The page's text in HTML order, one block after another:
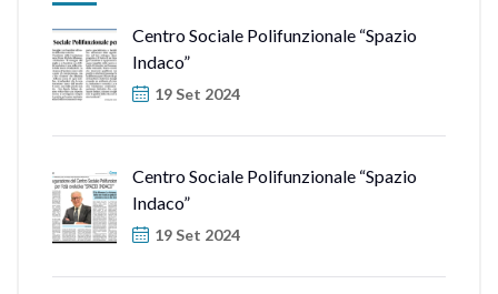
Centro Sociale Polifunzionale “Spazio
Indaco”
19 Set 2024
Centro Sociale Polifunzionale “Spazio
Indaco”
19 Set 2024